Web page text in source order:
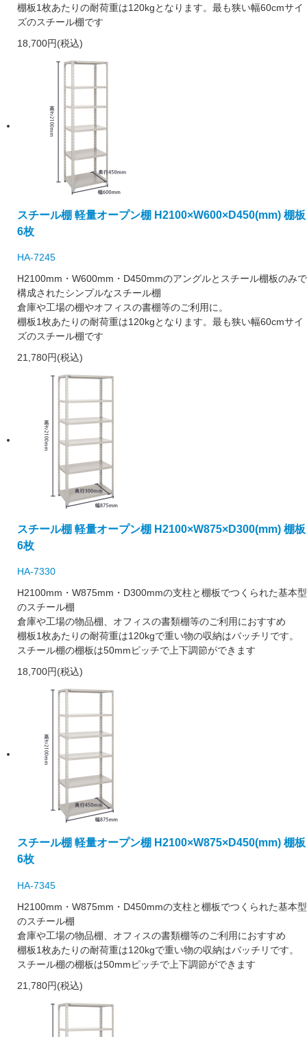
棚板1枚あたりの耐荷重は120kgとなります。最も狭い幅60cmサイ
ズのスチール棚です
18,700円(税込)
スチール棚 軽量オープン棚 H2100×W600×D450(mm) 棚板
6枚
HA-7245
H2100mm・W600mm・D450mmのアングルとスチール棚板のみで
構成されたシンプルなスチール棚
倉庫や工場の棚やオフィスの書棚等のご利用に。
棚板1枚あたりの耐荷重は120kgとなります。最も狭い幅60cmサイ
ズのスチール棚です
21,780円(税込)
スチール棚 軽量オープン棚 H2100×W875×D300(mm) 棚板
6枚
HA-7330
H2100mm・W875mm・D300mmの支柱と棚板でつくられた基本型
のスチール棚
倉庫や工場の物品棚、オフィスの書類棚等のご利用におすすめ
棚板1枚あたりの耐荷重は120kgで重い物の収納はバッチリです。
スチール棚の棚板は50mmピッチで上下調節ができます
18,700円(税込)
スチール棚 軽量オープン棚 H2100×W875×D450(mm) 棚板
6枚
HA-7345
H2100mm・W875mm・D450mmの支柱と棚板でつくられた基本型
のスチール棚
倉庫や工場の物品棚、オフィスの書類棚等のご利用におすすめ
棚板1枚あたりの耐荷重は120kgで重い物の収納はバッチリです。
スチール棚の棚板は50mmピッチで上下調節ができます
21,780円(税込)